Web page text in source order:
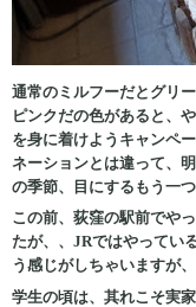
通常のミルフーだとグリ
ピンクだの色があると、
を身に着けようキャンペ
ネーションとは違って、
の季節、目にするもう一
この前、荻窪の駅前でや
たが、、JRではやってい
う感じがしちゃいますが、
学生の頃は、其れこそ実